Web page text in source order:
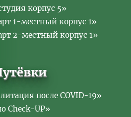
корпус 5»
1-местный корпус 1»
2-местный корпус 1»
после COVID-19»
Check-UP»